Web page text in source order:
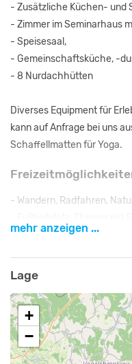
- Zusätzliche Küchen- und
- Zimmer im Seminarhaus
- Speisesaal,
- Gemeinschaftsküche, -
- 8 Nurdachhütten
Diverses Equipment für
kann auf Anfrage bei uns
Schaffellmatten für Yoga.
- Wandern, Radfahren,
erreichen,
- Achtsamkeit, Meditation,
Ausflugsziele in der
Hoherodskopf mit
Vogelpark Schotten
Fulda - Barockschloss,
mehr anzeigen ...
Lage
+
−